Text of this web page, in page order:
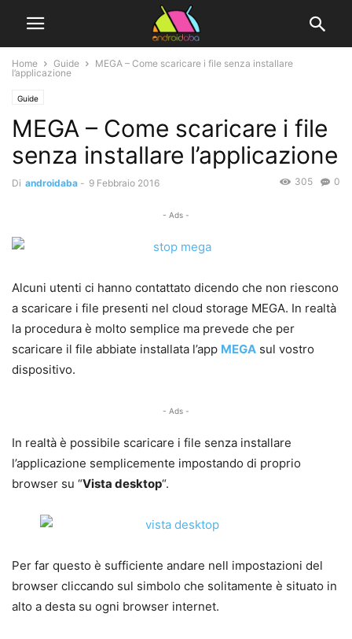
Home Guide
MEGA – Come scaricare i file senza installare
l’applicazione
Guide
MEGA – Come scaricare i file
senza installare l’applicazione
Di androidaba - 9 Febbraio 2016 0
305
- Ads -
Alcuni utenti ci hanno contattato dicendo che non riescono
a scaricare i file presenti nel cloud storage MEGA. In realtà
la procedura è molto semplice ma prevede che per
scaricare il file abbiate installata l’app MEGA sul vostro
dispositivo.
- Ads -
In realtà è possibile scaricare i file senza installare
l’applicazione semplicemente impostando di proprio
browser su “Vista desktop“.
Per far questo è sufficiente andare nell impostazioni del
browser cliccando sul simbolo che solitamente è situato in
alto a desta su ogni browser internet.